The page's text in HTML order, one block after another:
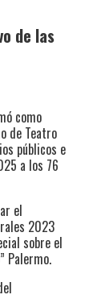
de las
como
de Teatro
públicos e
a los 76
el
2023
sobre el
Palermo.